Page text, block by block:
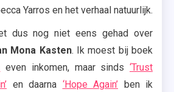
Yarros en het verhaal natuurlijk.
dus nog niet eens gehad over
Mona Kasten. Ik moest bij boek
even inkomen, maar sinds‘Trust
en daarna ‘Hope Again’ ben ik